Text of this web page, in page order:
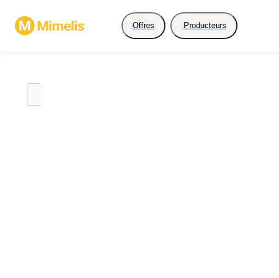
Offres Producteurs